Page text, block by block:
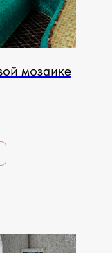
мозаике